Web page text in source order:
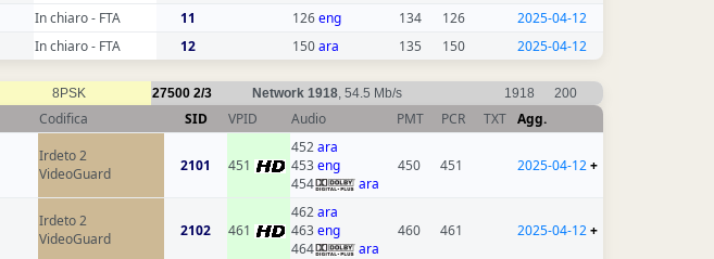
In chiaro - FTA 11 126eng 134 126
2025-04-12
In chiaro - FTA 12 150ara 135 150 2025-04-12
8PSK 27500 2/3 Network 1918 , 54.5 Mb/s 1918 200
Codifica SID VPID Audio PMT PCR TXT Agg.
Irdeto 2
VideoGuard
2101 451
452ara
453eng
454
ara
450 451 2025-04-12+
Irdeto 2
VideoGuard
2102 461
462ara
463eng
464
ara
460 461 2025-04-12+